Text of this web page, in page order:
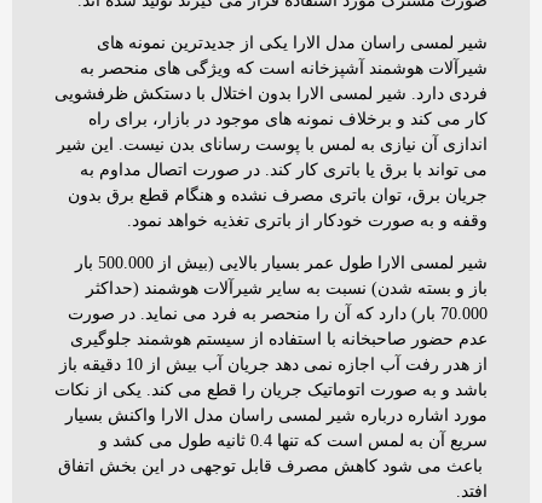
شیر لمسی راسان مدل الارا یکی از جدیدترین نمونه های
شیرآلات هوشمند آشپزخانه است که ویژگی های منحصر به
فردی دارد. شیر لمسی الارا بدون اختلال با دستکش ظرفشویی
کار می کند و برخلاف نمونه های موجود در بازار، برای راه
اندازی آن نیازی به لمس با پوست رسانای بدن نیست. این شیر
می تواند با برق یا باتری کار کند. در صورت اتصال مداوم به
جریان برق، توان باتری مصرف نشده و هنگام قطع برق بدون
وقفه و به صورت خودکار از باتری تغذیه خواهد نمود.
شیر لمسی الارا طول عمر بسیار بالایی (بیش از 500.000 بار
باز و بسته شدن) نسبت به سایر شیرآلات هوشمند (حداکثر
70.000 بار) دارد که آن را منحصر به فرد می نماید. در صورت
عدم حضور صاحبخانه با استفاده از سیستم هوشمند جلوگیری
از هدر رفت آب اجازه نمی دهد جریان آب بیش از 10 دقیقه باز
باشد و به صورت اتوماتیک جریان را قطع می کند. یکی از نکات
مورد اشاره درباره شیر لمسی راسان مدل الارا واکنش بسیار
سریع آن به لمس است که تنها 0.4 ثانیه طول می کشد و
باعث می شود کاهش مصرف قابل توجهی در این بخش اتفاق
افتد.